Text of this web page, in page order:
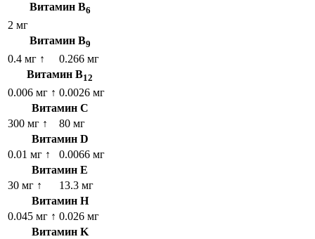
Витамин B6
2 мг
Витамин B9
0.4 мг ↑
0.266 мг
Витамин B12
0.006 мг ↑ 0.0026 мг
Витамин C
300 мг ↑
80 мг
Витамин D
0.01 мг ↑
0.0066 мг
Витамин E
30 мг ↑
13.3 мг
Витамин H
0.045 мг ↑ 0.026 мг
Витамин K